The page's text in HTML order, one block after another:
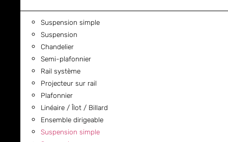
Suspension simple
Suspension
Chandelier
Semi-plafonnier
Rail système
Projecteur sur rail
Plafonnier
Linéaire / Îlot / Billard
Ensemble dirigeable
Suspension simple